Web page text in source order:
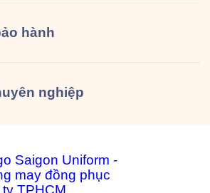
hành
nghiệp